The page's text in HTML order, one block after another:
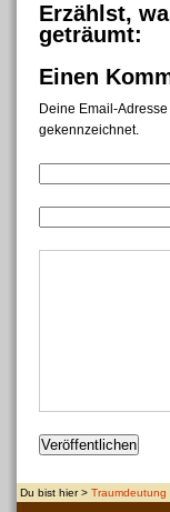
Erzählst,
geträumt:
Einen
Deine Email-
gekennzeichnet.
Du bist hier > Traumdeutung